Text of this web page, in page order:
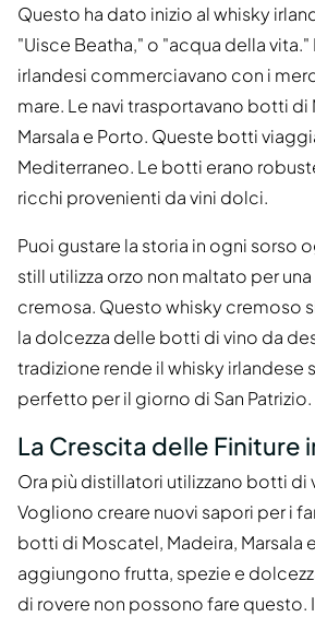
Questo ha dato inizio al whisky
"Uisce Beatha," o "acqua della
irlandesi commerciavano con i
mare. Le navi trasportavano botti di
Marsala e Porto. Queste botti
Mediterraneo. Le botti erano
ricchi provenienti da vini dolci.
Puoi gustare la storia in ogni sorso
still utilizza orzo non maltato per
cremosa. Questo whisky cremoso
la dolcezza delle botti di vino da
tradizione rende il whisky irlandese
perfetto per il giorno di San Patrizio.
La Crescita delle Finiture
Ora più distillatori utilizzano botti
Vogliono creare nuovi sapori per i
botti di Moscatel, Madeira, Marsala
aggiungono frutta, spezie e
di rovere non possono fare questo.